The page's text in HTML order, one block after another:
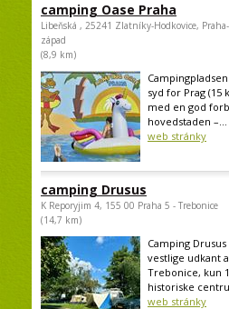
camping Oase Praha
Libeňská , 25241 Zlatníky-Hodkovice, Praha-
západ
(8,9 km)
syd for Prag (15
med en god
hovedstaden –...
web stránky
camping Drusus
K Reporyjim 4, 155 00 Praha 5 - Trebonice
(14,7 km)
Camping
vestlige udkant
Trebonice, kun
historiske
web stránky